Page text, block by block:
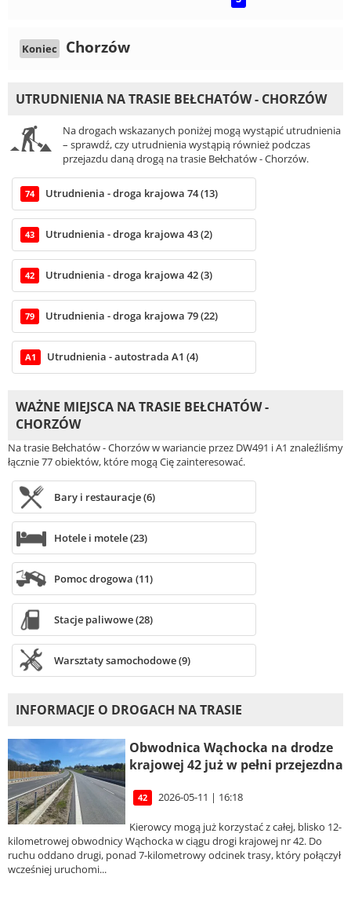
Koniec Chorzów
UTRUDNIENIA NA TRASIE BEŁCHATÓW - CHORZÓW
Na drogach wskazanych poniżej mogą wystąpić utrudnienia
– sprawdź, czy utrudnienia wystąpią również podczas
przejazdu daną drogą na trasie Bełchatów - Chorzów.
74 Utrudnienia - droga krajowa 74 (13)
43 Utrudnienia - droga krajowa 43 (2)
42 Utrudnienia - droga krajowa 42 (3)
79 Utrudnienia - droga krajowa 79 (22)
A1 Utrudnienia - autostrada A1 (4)
WAŻNE MIEJSCA NA TRASIE BEŁCHATÓW -
CHORZÓW
Na trasie Bełchatów - Chorzów w wariancie przez DW491 i A1 znaleźliśmy
łącznie 77 obiektów, które mogą Cię zainteresować.
Bary i restauracje (6)
Hotele i motele (23)
Pomoc drogowa (11)
Stacje paliwowe (28)
Warsztaty samochodowe (9)
INFORMACJE O DROGACH NA TRASIE
Obwodnica Wąchocka na drodze
krajowej 42 już w pełni przejezdna
42 2026-05-11 | 16:18
Kierowcy mogą już korzystać z całej, blisko 12-
kilometrowej obwodnicy Wąchocka w ciągu drogi krajowej nr 42. Do
ruchu oddano drugi, ponad 7-kilometrowy odcinek trasy, który połączył
wcześniej uruchomi...